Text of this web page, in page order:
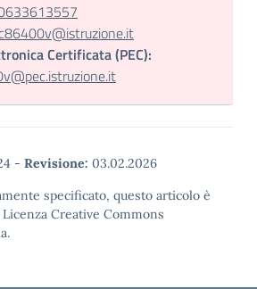
Certificata (PEC):
- Revisione: 03.02.2026
specificato, questo articolo è
Creative Commons